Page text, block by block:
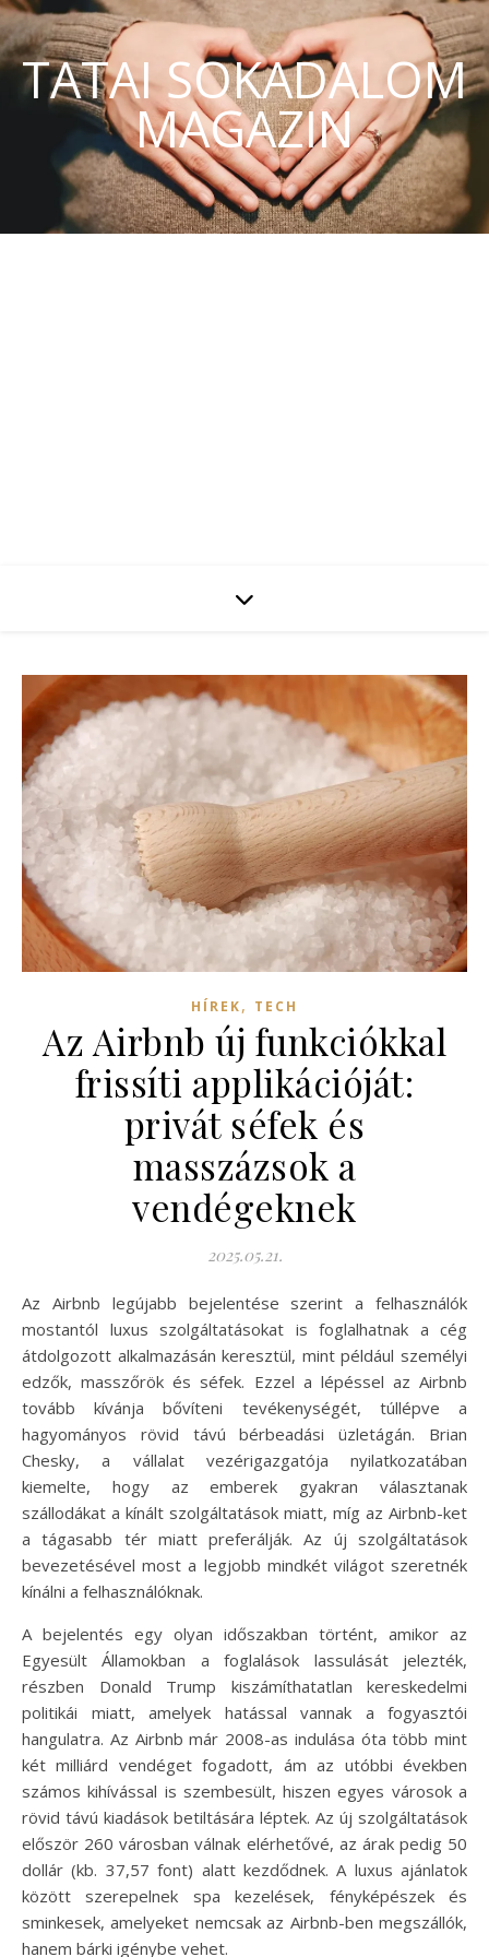
TATAI SOKADALOM
MAGAZIN
HÍREK, TECH
Az Airbnb új funkciókkal
frissíti applikációját:
privát séfek és
masszázsok a
vendégeknek
2025.05.21.
Az Airbnb legújabb bejelentése szerint a felhasználók
mostantól luxus szolgáltatásokat is foglalhatnak a cég
átdolgozott alkalmazásán keresztül, mint például személyi
edzők, masszőrök és séfek. Ezzel a lépéssel az Airbnb
tovább kívánja bővíteni tevékenységét, túllépve a
hagyományos rövid távú bérbeadási üzletágán. Brian
Chesky, a vállalat vezérigazgatója nyilatkozatában
kiemelte, hogy az emberek gyakran választanak
szállodákat a kínált szolgáltatások miatt, míg az Airbnb-ket
a tágasabb tér miatt preferálják. Az új szolgáltatások
bevezetésével most a legjobb mindkét világot szeretnék
kínálni a felhasználóknak.
A bejelentés egy olyan időszakban történt, amikor az
Egyesült Államokban a foglalások lassulását jelezték,
részben Donald Trump kiszámíthatatlan kereskedelmi
politikái miatt, amelyek hatással vannak a fogyasztói
hangulatra. Az Airbnb már 2008-as indulása óta több mint
két milliárd vendéget fogadott, ám az utóbbi években
számos kihívással is szembesült, hiszen egyes városok a
rövid távú kiadások betiltására léptek. Az új szolgáltatások
először 260 városban válnak elérhetővé, az árak pedig 50
dollár (kb. 37,57 font) alatt kezdődnek. A luxus ajánlatok
között szerepelnek spa kezelések, fényképészek és
sminkesek, amelyeket nemcsak az Airbnb-ben megszállók,
hanem bárki igénybe vehet.